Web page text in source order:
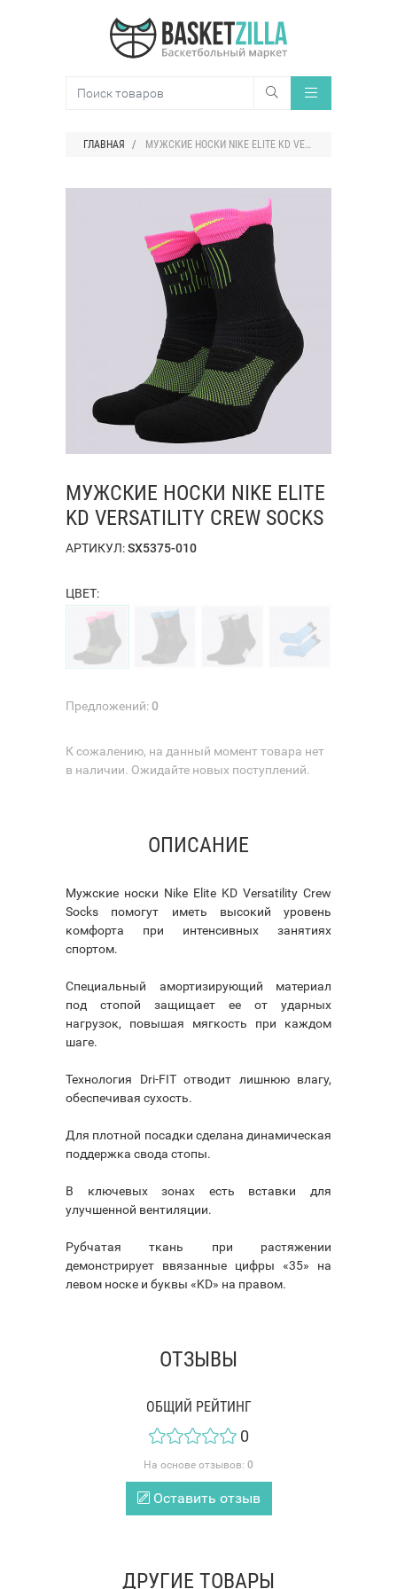
ГЛАВНАЯ МУЖСКИЕ НОСКИ NIKE ELITE KD VERSATILITY CREW SOCKS
МУЖСКИЕ НОСКИ NIKE ELITE
KD VERSATILITY CREW SOCKS
АРТИКУЛ:SX5375-010
ЦВЕТ:
Предложений:0
К сожалению, на данный момент товара нет
в наличии. Ожидайте новых поступлений.
ОПИСАНИЕ
Мужские носки Nike Elite KD Versatility Crew
Socks помогут иметь высокий уровень
комфорта при интенсивных занятиях
спортом.
Специальный амортизирующий материал
под стопой защищает ее от ударных
нагрузок, повышая мягкость при каждом
шаге.
Технология Dri-FIT отводит лишнюю влагу,
обеспечивая сухость.
Для плотной посадки сделана динамическая
поддержка свода стопы.
В ключевых зонах есть вставки для
улучшенной вентиляции.
Рубчатая ткань при растяжении
демонстрирует ввязанные цифры «35» на
левом носке и буквы «KD» на правом.
ОТЗЫВЫ
ОБЩИЙ РЕЙТИНГ
0
На основе отзывов: 0
Оставить отзыв
ДРУГИЕ ТОВАРЫ